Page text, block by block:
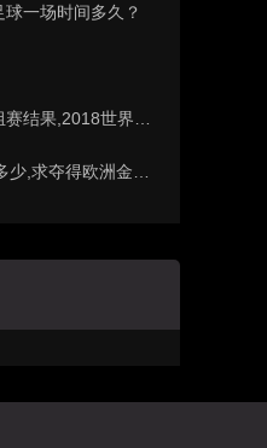
一场时间多久？
世界杯中国进入a组
靴奖与各大联赛金靴奖最